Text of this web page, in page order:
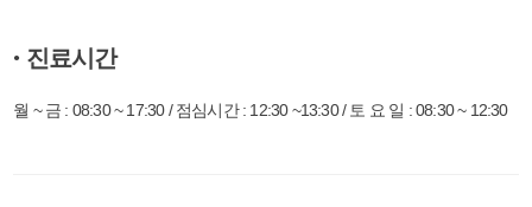
● 진료시간
월 ~ 금 : 08:30 ~ 17:30 / 점심시간 : 12:30 ~13:30 / 토 요 일 : 08:30 ~ 12:30